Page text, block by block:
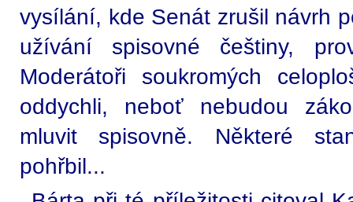
vysílání, kde Senát zrušil návrh
užívání spisovné češtiny,
Moderátoři soukromých
oddychli, neboť nebudou
mluvit spisovně. Některé
pohřbil...